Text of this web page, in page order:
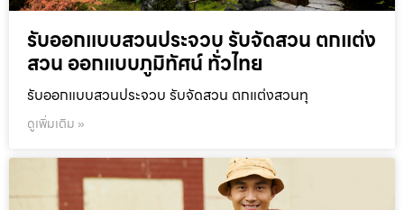
รับออกแบบสวนประจวบ รับจัดสวน ตกแต่ง
สวน ออกแบบภูมิทัศน์ ทั่วไทย
รับออกแบบสวนประจวบ รับจัดสวน ตกแต่งสวนทุ
ดูเพิ่มเติม »